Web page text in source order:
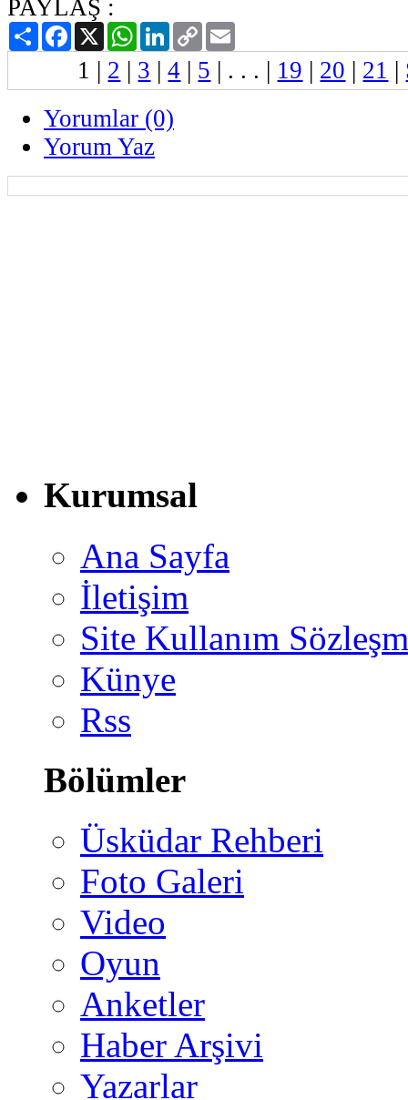
PAYLAŞ :
PaylaşFacebook
X WhatsAppLinkedIn
Copy
Link
1 | 2 | 3 |4 | 5 | . . . | 19 | 20 | 21 |
Yorumlar (0)
Yorum Yaz
Kurumsal
Ana Sayfa
İletişim
Site Kullanım
Künye
Rss
Bölümler
Üsküdar Rehberi
Foto Galeri
Video
Oyun
Anketler
Haber Arşivi
Yazarlar